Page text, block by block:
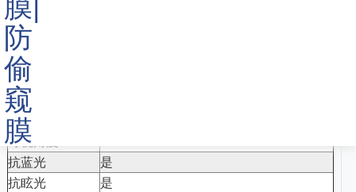
规格 参数：
隐私保护
可视角度
抗蓝光
是
抗眩光
是